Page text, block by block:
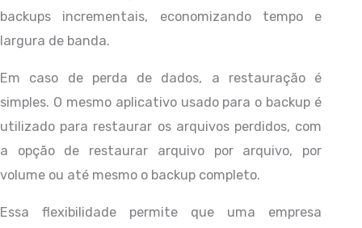
backups incrementais, economizando tempo e
largura de banda.
Em caso de perda de dados, a restauração é
simples. O mesmo aplicativo usado para o backup é
utilizado para restaurar os arquivos perdidos, com
a opção de restaurar arquivo por arquivo, por
volume ou até mesmo o backup completo.
Essa flexibilidade permite que uma empresa